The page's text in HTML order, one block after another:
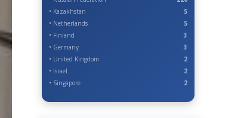
• Kazakhstan
5
• Netherlands
5
• Finland
3
• Germany
3
• United Kingdom
2
• Israel
2
• Singapore
2